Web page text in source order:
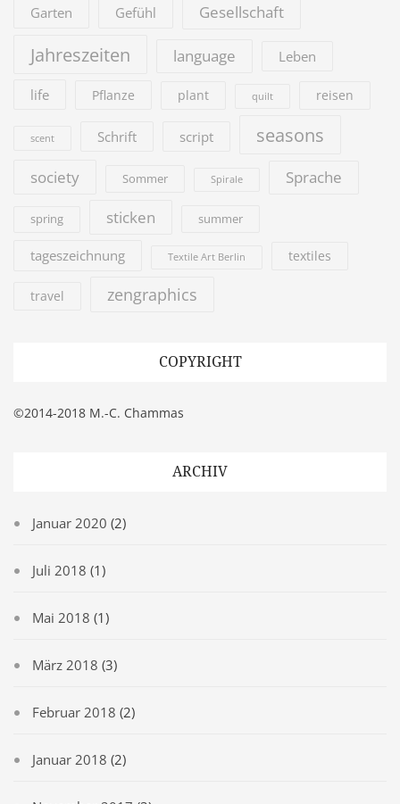
Garten Gefühl Gesellschaft
Jahreszeiten language Leben
life Pflanze plant quilt reisen
scent Schrift script seasons
society Sommer Spirale Sprache
spring sticken summer
tageszeichnung Textile Art Berlin textiles
travel zengraphics
COPYRIGHT
©2014-2018 M.-C. Chammas
ARCHIV
Januar 2020 (2)
Juli 2018 (1)
Mai 2018 (1)
März 2018 (3)
Februar 2018 (2)
Januar 2018 (2)